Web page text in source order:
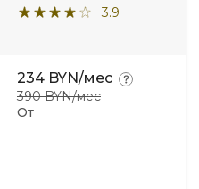
3.9
От
234 BYN/мес
390 BYN/мес